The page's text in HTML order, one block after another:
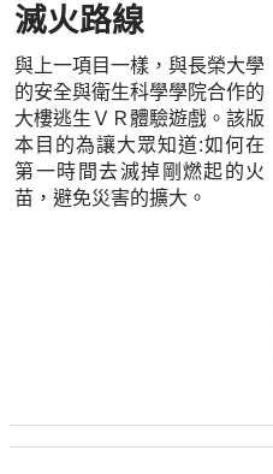
滅火路線
與上一項目一樣，與長榮大學
的安全與衛生科學學院合作的
大樓逃生ＶＲ體驗遊戲。該版
本目的為讓大眾知道:如何在
第一時間去滅掉剛燃起的火
苗，避免災害的擴大。